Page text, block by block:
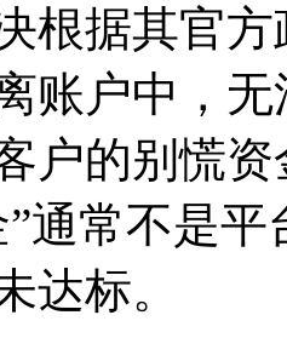
根据其官
账户中，
户的别慌
”通常不是
达标。